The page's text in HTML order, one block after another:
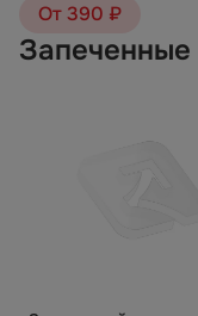
От 390 ₽